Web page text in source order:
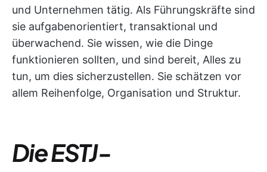
und Unternehmen tätig. Als Führungskräfte sind
sie aufgabenorientiert, transaktional und
überwachend. Sie wissen, wie die Dinge
funktionieren sollten, und sind bereit, Alles zu
tun, um dies sicherzustellen. Sie schätzen vor
allem Reihenfolge, Organisation und Struktur.
Die ESTJ-